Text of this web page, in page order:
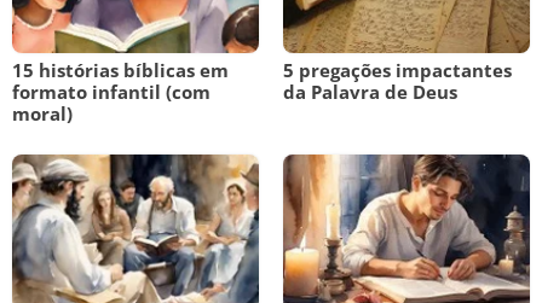
15 histórias bíblicas em
formato infantil (com
moral)
5 pregações impactantes
da Palavra de Deus